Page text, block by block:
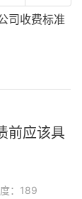
收费标准
前应该具
：189